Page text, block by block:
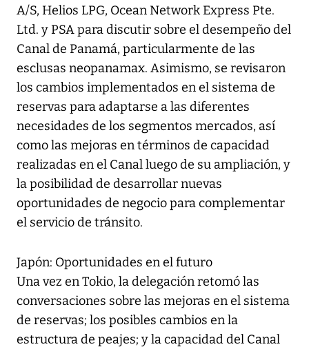
A/S, Helios LPG, Ocean Network Express Pte.
Ltd. y PSA para discutir sobre el desempeño del
Canal de Panamá, particularmente de las
esclusas neopanamax. Asimismo, se revisaron
los cambios implementados en el sistema de
reservas para adaptarse a las diferentes
necesidades de los segmentos mercados, así
como las mejoras en términos de capacidad
realizadas en el Canal luego de su ampliación, y
la posibilidad de desarrollar nuevas
oportunidades de negocio para complementar
el servicio de tránsito.
Japón: Oportunidades en el futuro
Una vez en Tokio, la delegación retomó las
conversaciones sobre las mejoras en el sistema
de reservas; los posibles cambios en la
estructura de peajes; y la capacidad del Canal